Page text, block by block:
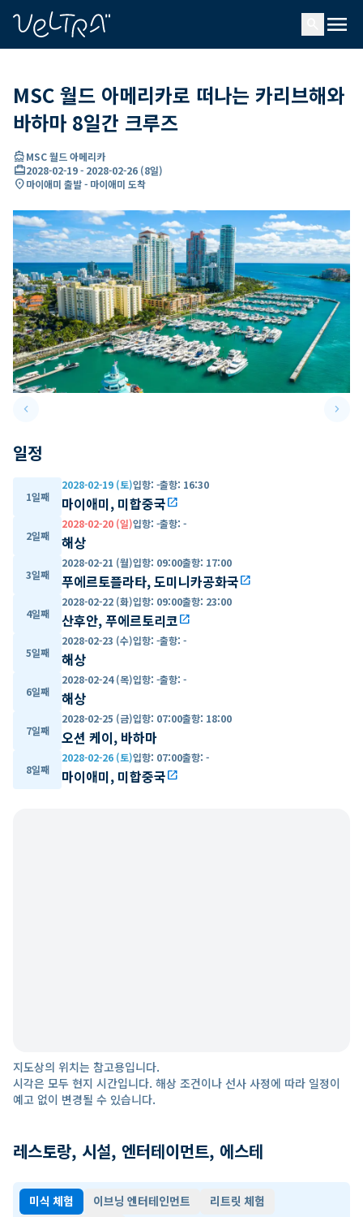
menu
MSC 월드 아메리카로 떠나는 카리브해와
바하마 8일간 크루즈
directions_boatMSC 월드 아메리카
card_travel2028-02-19- 2028-02-26 (8일)
location_on마이애미 출발 - 마이애미 도착
keyboard_arrow_leftPrevious slide keyboard_arrow_right
일정
1일째
2028-02-19 (토)입항: -출항: 16:30
마이애미, 미합중국open_in_new
2일째
2028-02-20 (일)입항: -출항: -
해상
3일째
2028-02-21 (월)입항: 09:00출항: 17:00
푸에르토플라타, 도미니카공화국open_in_new
4일째
2028-02-22 (화)입항: 09:00출항: 23:00
산후안, 푸에르토리코open_in_new
5일째
2028-02-23 (수)입항: -출항: -
해상
6일째
2028-02-24 (목)입항: -출항: -
해상
7일째
2028-02-25 (금)입항: 07:00출항: 18:00
오션 케이, 바하마
8일째
2028-02-26 (토)입항: 07:00출항: -
마이애미, 미합중국open_in_new
지도상의 위치는 참고용입니다.
시각은 모두 현지 시간입니다. 해상 조건이나 선사 사정에 따라 일정이
예고 없이 변경될 수 있습니다.
레스토랑, 시설, 엔터테이먼트, 에스테
미식 체험 이브닝 엔터테인먼트
리트릿 체험